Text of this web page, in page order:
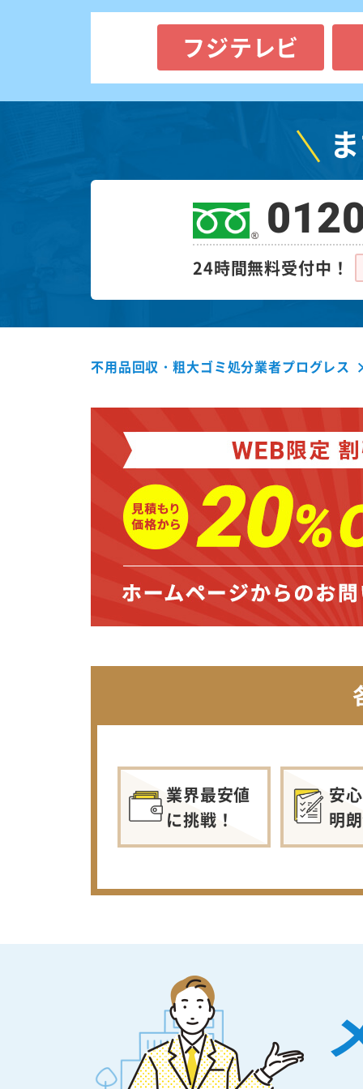
フジテレビ
24時間無料受付中！
不用品回収・粗大ゴミ処分業者プログレス
業界最安値
に挑戦！
安
明